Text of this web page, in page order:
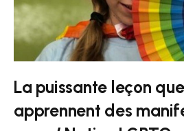
La puissante leçon
apprennent des